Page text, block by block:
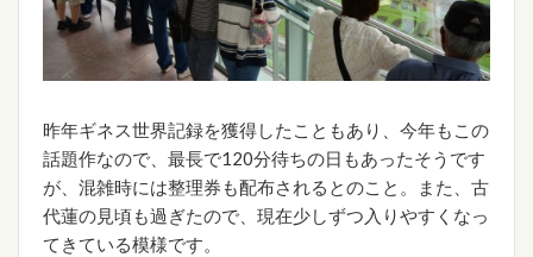
昨年ギネス世界記録を獲得したこともあり、今年もこの
話題作なので、最長で120分待ちの日もあったそうです
が、混雑時には整理券も配布されるとのこと。また、古
代蓮の見頃も過ぎたので、現在少しずつ入りやすくなっ
てきている模様です。